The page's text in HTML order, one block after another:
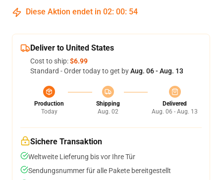
Diese Aktion endet in 02: 00: 54
Deliver to United States
Cost to ship:$6.99
Standard - Order today to get byAug. 06 - Aug. 13
Production
Today
Shipping
Aug. 02
Delivered
Aug. 06 - Aug. 13
Sichere Transaktion
Weltweite Lieferung bis vor Ihre Tür
Sendungsnummer für alle Pakete bereitgestellt